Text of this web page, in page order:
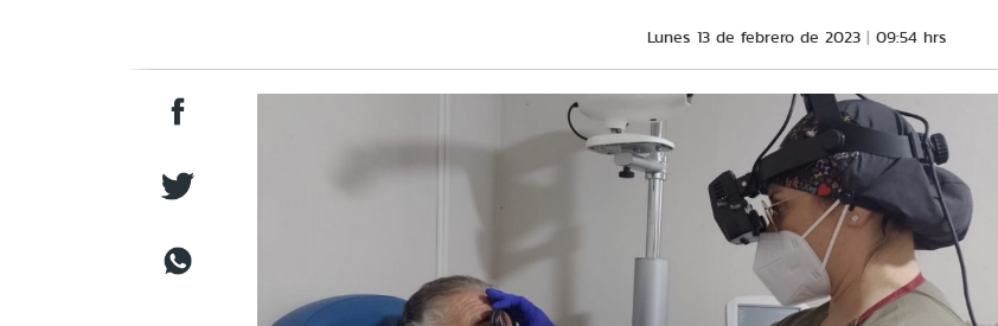
Lunes 13 de febrero de 2023 09:54 hrs